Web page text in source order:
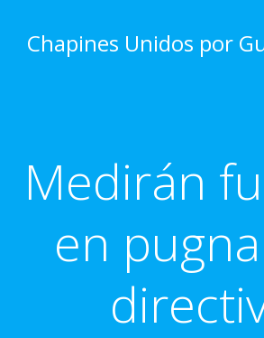
content
Chapines Unidos por
Medirán
en